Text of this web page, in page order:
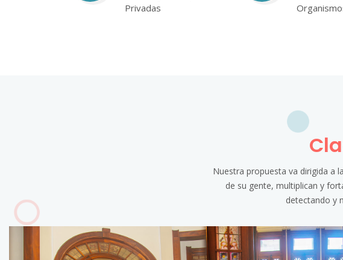
Privadas
Nuestra propuesta va dirigida a
de su gente, multiplican y
detectando y